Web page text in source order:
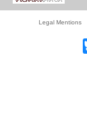
Legal Mentions